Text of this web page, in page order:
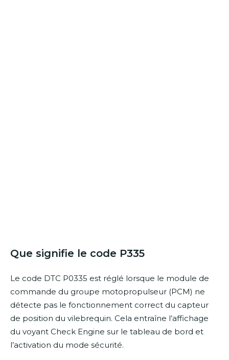
Que signifie le code P335
Le code DTC P0335 est réglé lorsque le module de
commande du groupe motopropulseur (PCM) ne
détecte pas le fonctionnement correct du capteur
de position du vilebrequin. Cela entraîne l’affichage
du voyant Check Engine sur le tableau de bord et
l’activation du mode sécurité.